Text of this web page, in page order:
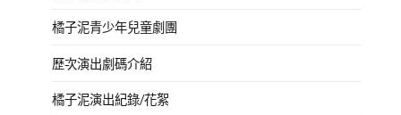
橘子泥青少年兒童劇團
歷次演出劇碼介紹
橘子泥演出紀錄/花絮